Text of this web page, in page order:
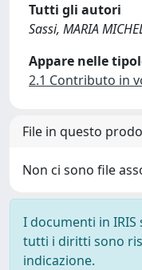
Tutti gli autori
Sassi, MARIA
Appare nelle
2.1 Contributo in
File in questo
Non ci sono file
I documenti in
tutti i diritti sono
indicazione.